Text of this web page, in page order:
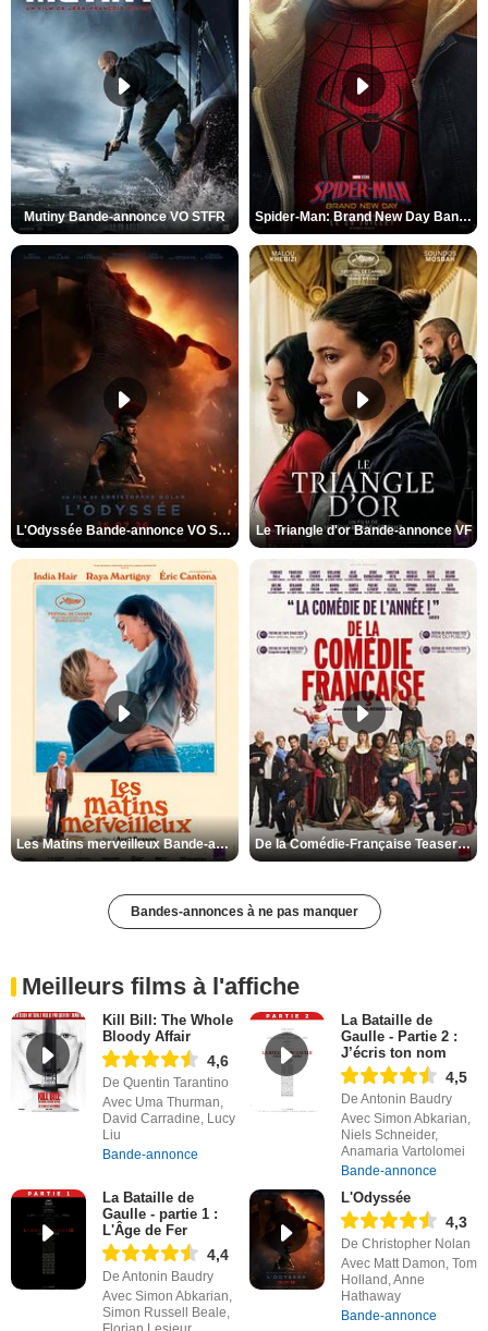
Mutiny Bande-annonce VO STFR Spider-Man: Brand New Day Bande-annonce VO STFR
L'Odyssée Bande-annonce VO STFR Le Triangle d'or Bande-annonce VF
Les Matins merveilleux Bande-annonce VF De la Comédie-Française Teaser VF
Bandes-annonces à ne pas manquer
Meilleurs films à l'affiche
Kill Bill: The Whole
Bloody Affair
4,6
De Quentin Tarantino
Avec Uma Thurman,
David Carradine, Lucy
Liu
Bande-annonce
La Bataille de
Gaulle - Partie 2 :
J’écris ton nom
4,5
De Antonin Baudry
Avec Simon Abkarian,
Niels Schneider,
Anamaria Vartolomei
Bande-annonce
La Bataille de
Gaulle - partie 1 :
L'Âge de Fer
4,4
De Antonin Baudry
Avec Simon Abkarian,
Simon Russell Beale,
L'Odyssée
4,3
De Christopher Nolan
Avec Matt Damon, Tom
Holland, Anne
Hathaway
Bande-annonce